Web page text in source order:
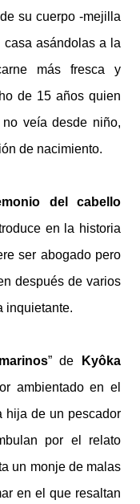
su cuerpo -mejilla
asándolas a la
más fresca y
de 15 años quien
veía desde niño,
de nacimiento.
del cabello
en la historia
ser abogado pero
después de varios
inquietante.
” de
Kyôka
ambientado en el
hija de un pescador
por el relato
un monje de malas
en el que resaltan